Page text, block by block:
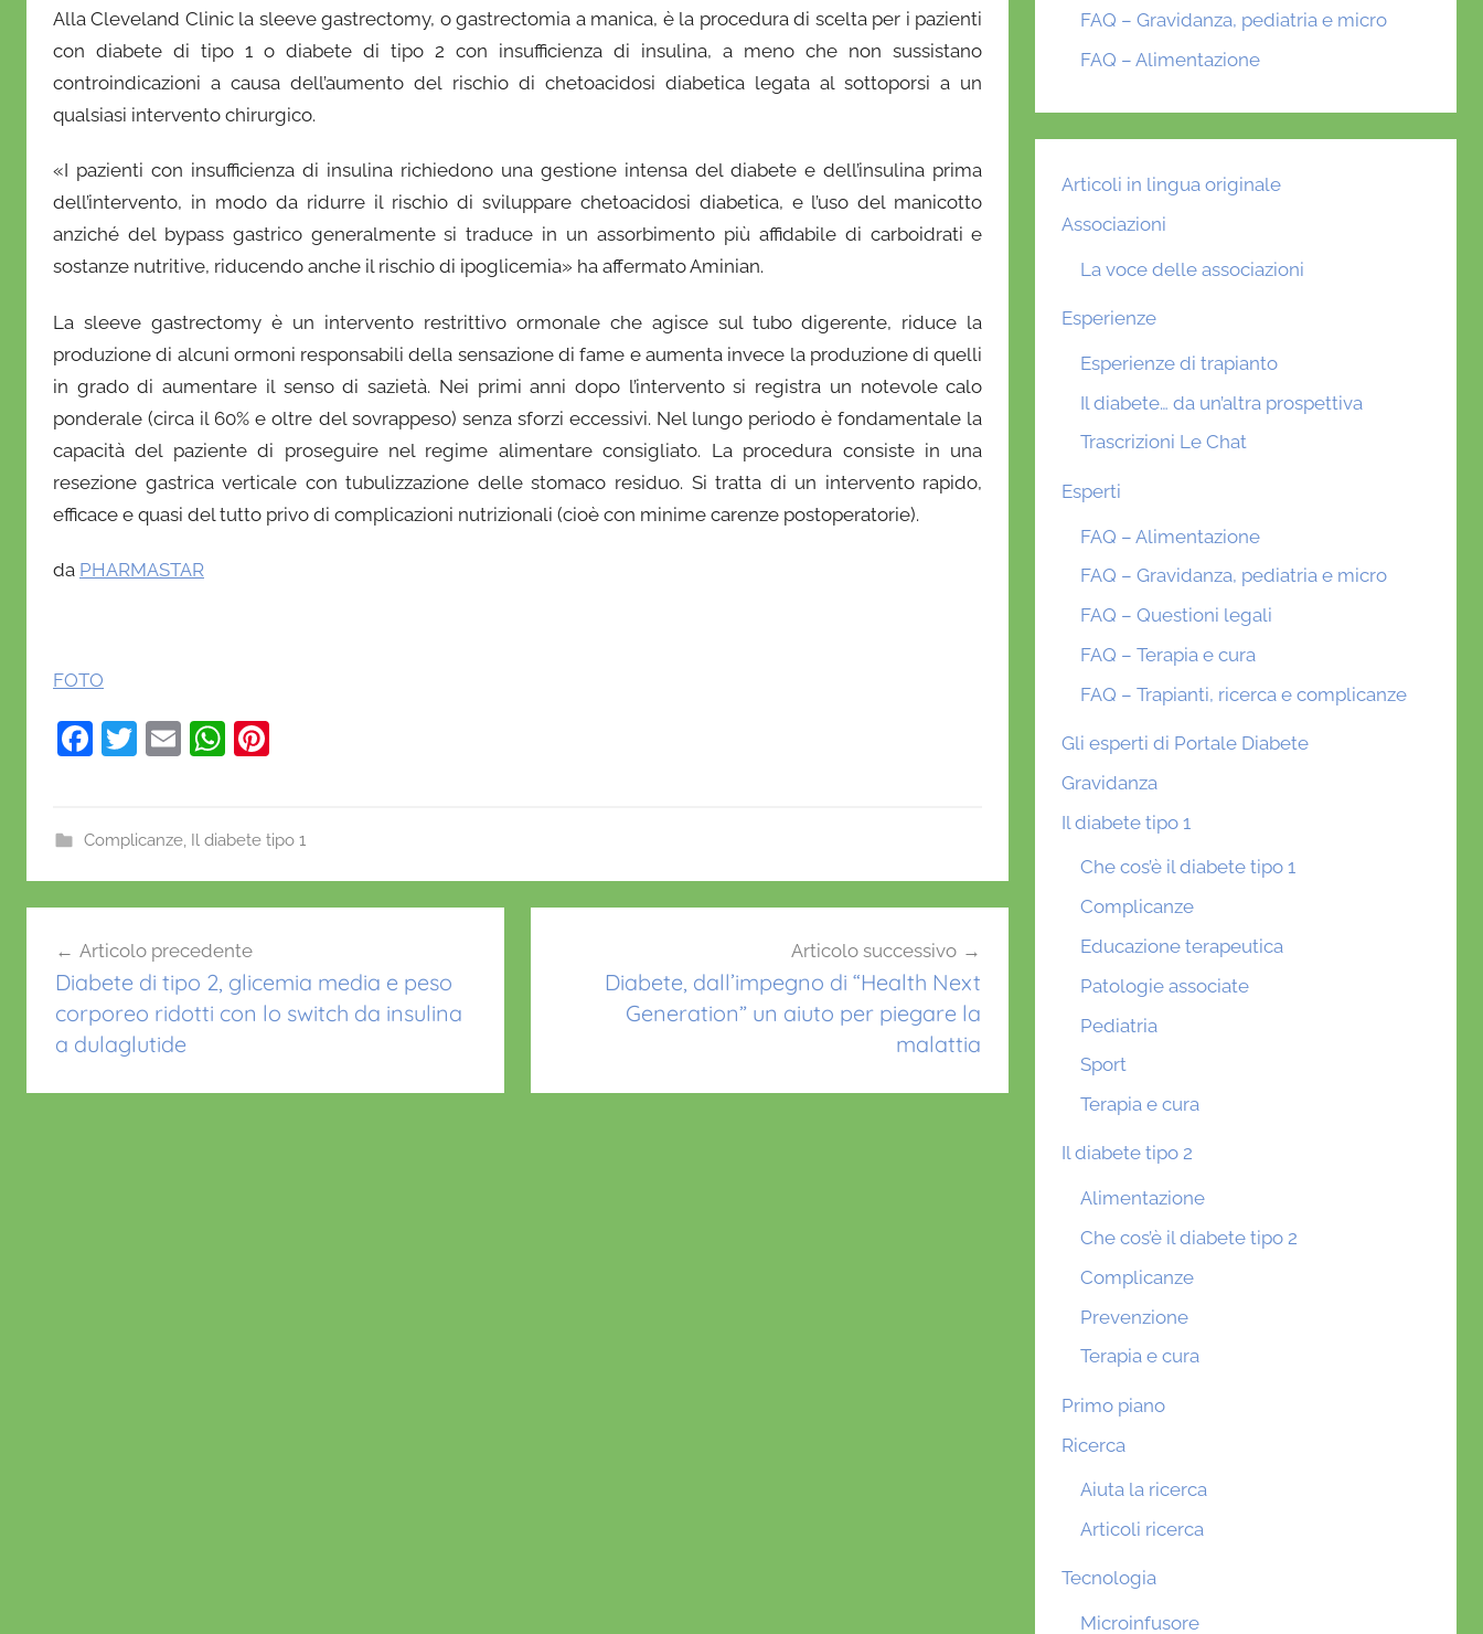
Alla Cleveland Clinic la sleeve gastrectomy, o gastrectomia a manica, è la procedura di scelta per i pazienti
con diabete di tipo 1 o diabete di tipo 2 con insufficienza di insulina, a meno che non sussistano
controindicazioni a causa dell’aumento del rischio di chetoacidosi diabetica legata al sottoporsi a un
qualsiasi intervento chirurgico.
«I pazienti con insufficienza di insulina richiedono una gestione intensa del diabete e dell’insulina prima
dell’intervento, in modo da ridurre il rischio di sviluppare chetoacidosi diabetica, e l’uso del manicotto
anziché del bypass gastrico generalmente si traduce in un assorbimento più affidabile di carboidrati e
sostanze nutritive, riducendo anche il rischio di ipoglicemia» ha affermato Aminian.
La sleeve gastrectomy è un intervento restrittivo ormonale che agisce sul tubo digerente, riduce la
produzione di alcuni ormoni responsabili della sensazione di fame e aumenta invece la produzione di quelli
in grado di aumentare il senso di sazietà. Nei primi anni dopo l’intervento si registra un notevole calo
ponderale (circa il 60% e oltre del sovrappeso) senza sforzi eccessivi. Nel lungo periodo è fondamentale la
capacità del paziente di proseguire nel regime alimentare consigliato. La procedura consiste in una
resezione gastrica verticale con tubulizzazione delle stomaco residuo. Si tratta di un intervento rapido,
efficace e quasi del tutto privo di complicazioni nutrizionali (cioè con minime carenze postoperatorie).
da PHARMASTAR
FOTO
F
e
b
o
o
k
T
er
E
l
W
s
A
p
p
e
st
Complicanze, Il diabete tipo 1
u
r
i
articoli
Articolo precedente
Diabete di tipo 2, glicemia media e peso
corporeo ridotti con lo switch da insulina
a dulaglutide
Articolo successivo
Diabete, dall’impegno di “Health Next
Generation” un aiuto per piegare la
malattia
FAQ – Gravidanza, pediatria e micro
FAQ – Alimentazione
Articoli in lingua originale
Associazioni
La voce delle associazioni
Esperienze
Esperienze di trapianto
Il diabete… da un’altra prospettiva
Trascrizioni Le Chat
Esperti
FAQ – Alimentazione
FAQ – Gravidanza, pediatria e micro
FAQ – Questioni legali
FAQ – Terapia e cura
FAQ – Trapianti, ricerca e complicanze
Gli esperti di Portale Diabete
Gravidanza
Il diabete tipo 1
Che cos’è il diabete tipo 1
Complicanze
Educazione terapeutica
Patologie associate
Pediatria
Sport
Terapia e cura
Il diabete tipo 2
Alimentazione
Che cos’è il diabete tipo 2
Complicanze
Prevenzione
Terapia e cura
Primo piano
Ricerca
Aiuta la ricerca
Articoli ricerca
Tecnologia
Microinfusore